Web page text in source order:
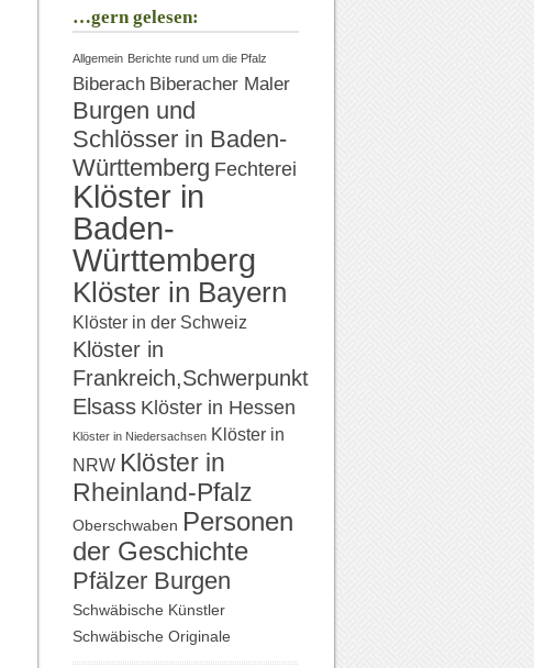
…gern gelesen:
Allgemein Berichte rund um die Pfalz
Biberach Biberacher Maler
Burgen und
Schlösser in Baden-
Württemberg Fechterei
Klöster in
Baden-
Württemberg
Klöster in Bayern
Klöster in der Schweiz
Klöster in
Frankreich,Schwerpunkt
Elsass Klöster in Hessen
Klöster in Niedersachsen Klöster in
NRW Klöster in
Rheinland-Pfalz
Oberschwaben Personen
der Geschichte
Pfälzer Burgen
Schwäbische Künstler
Schwäbische Originale